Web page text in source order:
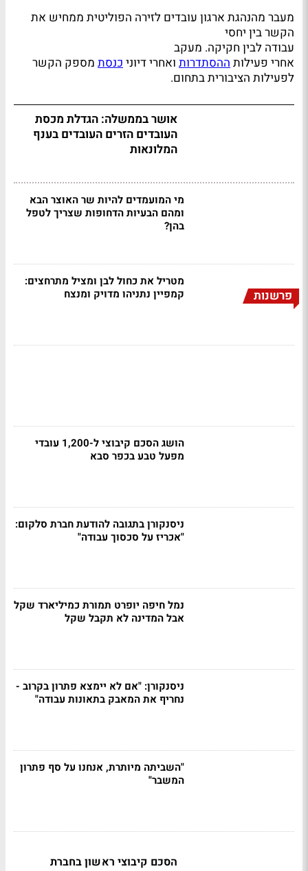
מעבר מהנהגת ארגון עובדים לזירה הפוליטית ממחיש את
הקשר בין יחסי
עבודה לבין חקיקה. מעקב
אחרי פעילותההסתדרות ואחרי דיוניכנסת מספק הקשר
לפעילות הציבורית בתחום.
אושר בממשלה: הגדלת מכסת
העובדים הזרים העובדים בענף
המלונאות
מי המועמדים להיות שר האוצר הבא
ומהם הבעיות הדחופות שצריך לטפל
בהן?
פרשנות
מטריל את כחול לבן ומציל מתרחצים:
קמפיין נתניהו מדויק ומנצח
הושג הסכם קיבוצי ל-1,200 עובדי
מפעל טבע בכפר סבא
ניסנקורן בתגובה להודעת חברת סלקום:
"אכריז על סכסוך עבודה"
נמל חיפה יופרט תמורת כמיליארד שקל
אבל המדינה לא תקבל שקל
ניסנקורן: "אם לא יימצא פתרון בקרוב -
נחריף את המאבק בתאונות עבודה"
"השביתה מיותרת, אנחנו על סף פתרון
המשבר"
הסכם קיבוצי ראשון בחברת